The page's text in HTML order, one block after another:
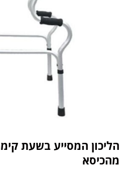
הליכון המסייע בשעת
מהכיסא